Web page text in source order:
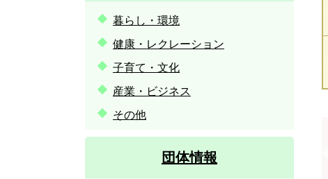
暮らし・環境
健康・レクレーション
子育て・文化
産業・ビジネス
その他
団体情報